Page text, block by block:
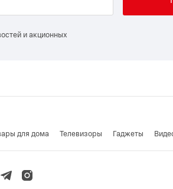
и акционных
для дома Телевизоры Гаджеты